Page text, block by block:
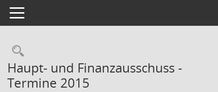
Toggle navigation
Rechercheauswahl
Haupt- und Finanzausschuss -
Termine 2015